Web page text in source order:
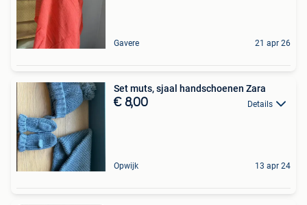
Gavere 21 apr 26
Set muts, sjaal handschoenen Zara
€ 8,00 Details
Opwijk 13 apr 24